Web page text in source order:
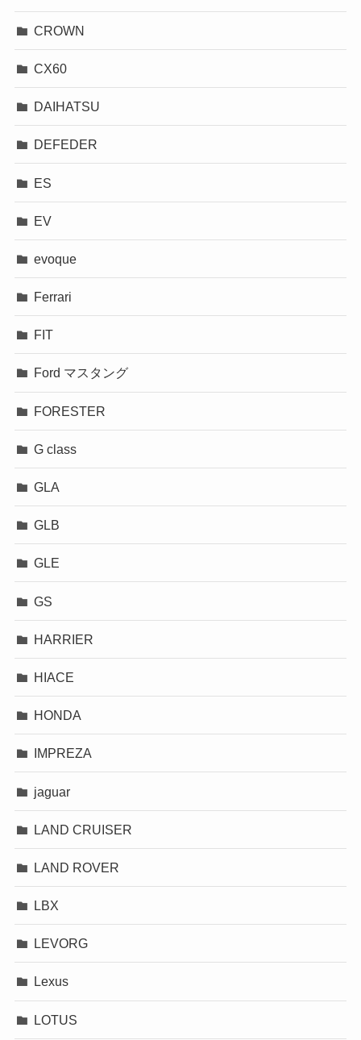
CROWN
CX60
DAIHATSU
DEFEDER
ES
EV
evoque
Ferrari
FIT
Ford マスタング
FORESTER
G class
GLA
GLB
GLE
GS
HARRIER
HIACE
HONDA
IMPREZA
jaguar
LAND CRUISER
LAND ROVER
LBX
LEVORG
Lexus
LOTUS